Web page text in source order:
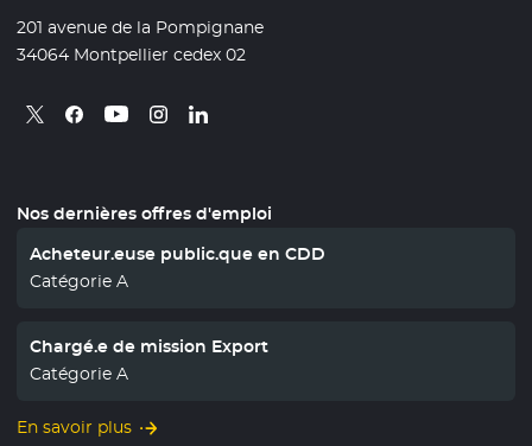
201 avenue de la Pompignane
34064 Montpellier cedex 02
Retrouvez nous sur X
- Nouvelle fenêtre
Retrouvez nous sur Facebook
- Nouvelle fenêtre
Retrouvez nous sur Youtube
- Nouvelle fenêtre
Retrouvez nous sur Instagram
- Nouvelle fenêtre
Retrouvez nous sur Linkedin
- Nouvelle fenêtre
Nos dernières offres d'emploi
Acheteur.euse public.que en CDD
Catégorie A
Chargé.e de mission Export
Catégorie A
En savoir plus